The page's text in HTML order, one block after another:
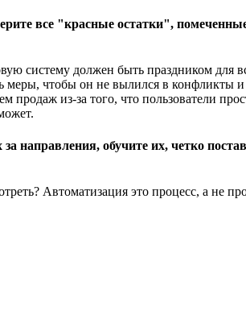
все "красные остатки",
систему должен быть праздником для
меры, чтобы он не вылился в
из-за того, что пользователи
направления, обучите их, четко
Автоматизация это процесс, а не